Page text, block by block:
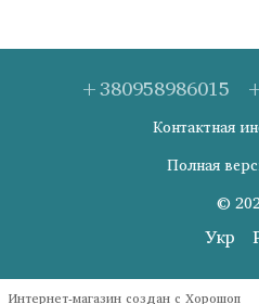
+380958986015
Контактная
Полная
©
Укр
Интернет-магазин создан с Хорошоп